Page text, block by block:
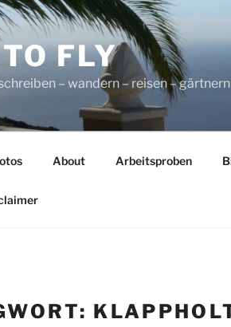
FLY
– wandern – reisen – gärtnern
About Arbeitsproben